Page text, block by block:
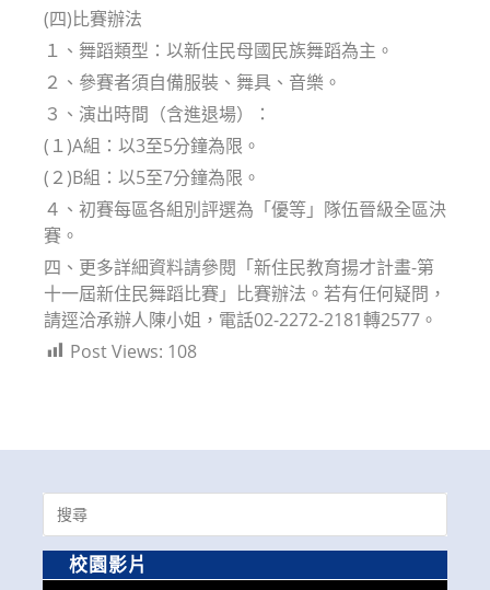
(四)比賽辦法
１、舞蹈類型：以新住民母國民族舞蹈為主。
２、參賽者須自備服裝、舞具、音樂。
３、演出時間（含進退場）：
(１)A組：以3至5分鐘為限。
(２)B組：以5至7分鐘為限。
４、初賽每區各組別評選為「優等」隊伍晉級全區決
賽。
四、更多詳細資料請參閱「新住民教育揚才計畫-第
十一屆新住民舞蹈比賽」比賽辦法。若有任何疑問，
請逕洽承辦人陳小姐，電話02-2272-2181轉2577。
Post Views: 108
Search
for:
校園影片